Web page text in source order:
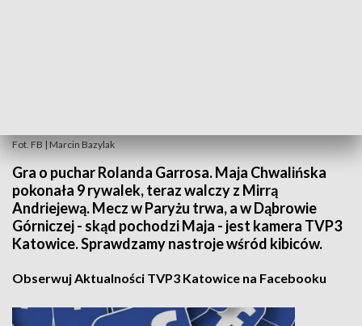
Fot. FB | Marcin Bazylak
Gra o puchar Rolanda Garrosa. Maja Chwalińska
pokonała 9 rywalek, teraz walczy z Mirrą
Andriejewą. Mecz w Paryżu trwa, a w Dąbrowie
Górniczej - skąd pochodzi Maja - jest kamera TVP3
Katowice. Sprawdzamy nastroje wśród kibiców.
Obserwuj Aktualności TVP3 Katowice na Facebooku